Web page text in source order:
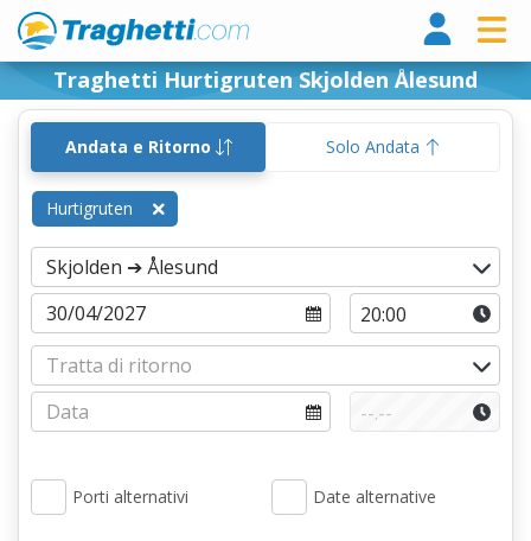
Traghetti Hurtigruten Skjolden Ålesund
Andata e Ritorno Solo Andata
Hurtigruten
Porti alternativi Date alternative